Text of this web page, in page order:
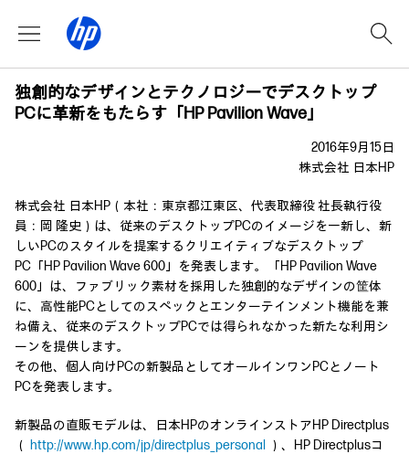
独創的なデザインとテクノロジーでデスクトップ
PCに革新をもたらす「HP Pavilion Wave」
2016年9月15日
株式会社 日本HP
株式会社 日本HP（本社：東京都江東区、代表取締役 社長執行役
員：岡 隆史）は、従来のデスクトップPCのイメージを一新し、新
しいPCのスタイルを提案するクリエイティブなデスクトップ
PC「HP Pavilion Wave 600」を発表します。「HP Pavilion Wave
600」は、ファブリック素材を採用した独創的なデザインの筐体
に、高性能PCとしてのスペックとエンターテインメント機能を兼
ね備え、従来のデスクトップPCでは得られなかった新たな利用シ
ーンを提供します。
その他、個人向けPCの新製品としてオールインワンPCとノート
PCを発表します。
新製品の直販モデルは、日本HPのオンラインストアHP Directplus
（
http://www.hp.com/jp/directplus_personal
）、HP Directplusコ